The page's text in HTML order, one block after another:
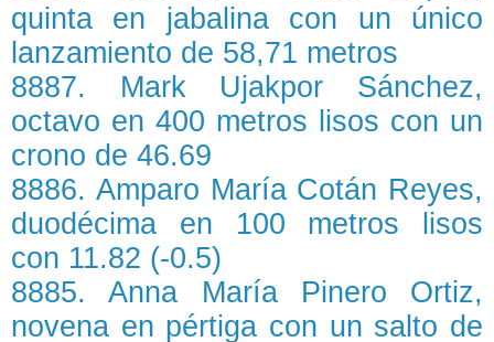
quinta en jabalina con un único
lanzamiento de 58,71 metros
8887. Mark Ujakpor Sánchez,
octavo en 400 metros lisos con un
crono de 46.69
8886. Amparo María Cotán Reyes,
duodécima en 100 metros lisos
con 11.82 (-0.5)
8885. Anna María Pinero Ortiz,
novena en pértiga con un salto de